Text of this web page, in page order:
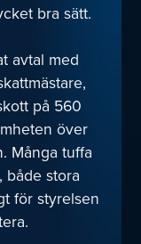
bra sätt.
avtal med
på 560
över
Många tuffa
både stora
för styrelsen